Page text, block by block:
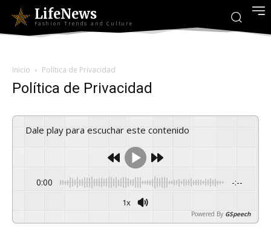
LifeNews
Fashion Trends and Culture
Inicio Política de Privacidad
Política de Privacidad
Dale play para escuchar este contenido
0:00 -:--
1x
Powered By GSpeech